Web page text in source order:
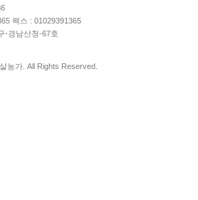
팩스 : 01029391365
-경남산청-67호
농가. All Rights Reserved.